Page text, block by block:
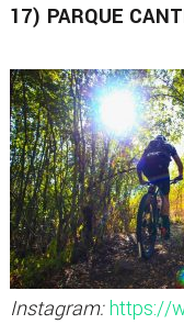
17) PARQUE
Instagram:https://